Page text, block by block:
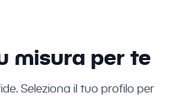
misura per te
Seleziona il tuo profilo per